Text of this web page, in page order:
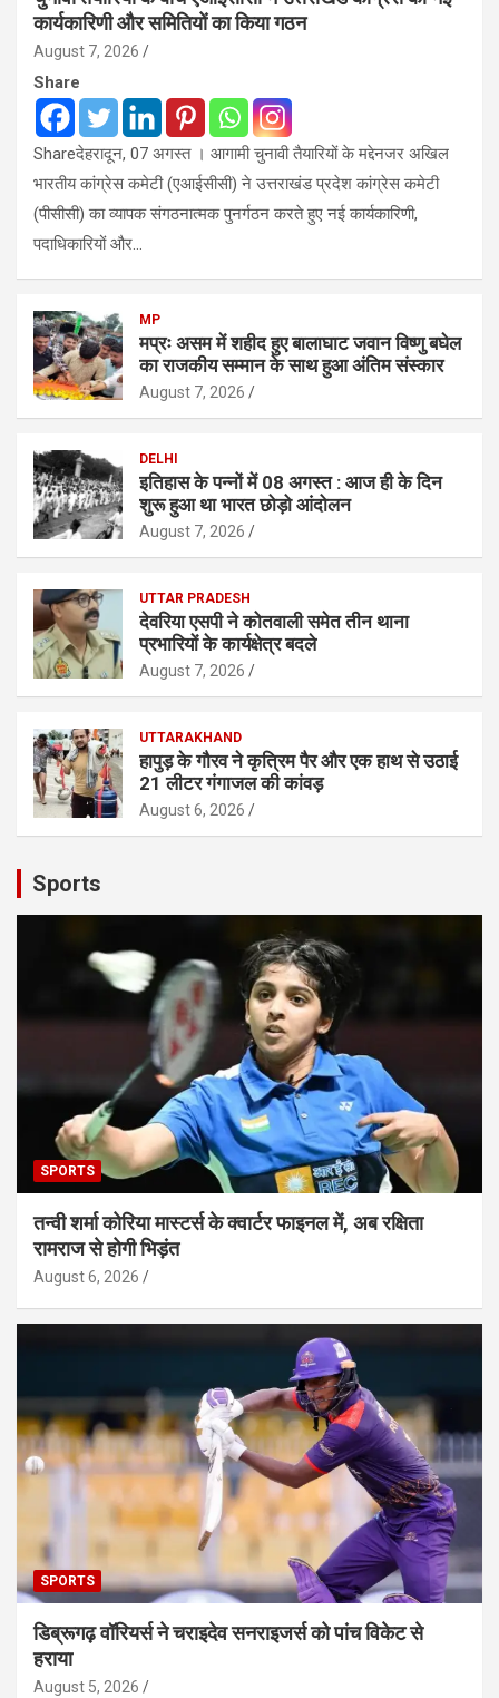
कार्यकारिणी और समितियों का किया गठन
August 7, 2026
Share
Shareदेहरादून, 07 अगस्त । आगामी चुनावी तैयारियों के मद्देनजर अखिल
भारतीय कांग्रेस कमेटी (एआईसीसी) ने उत्तराखंड प्रदेश कांग्रेस कमेटी
(पीसीसी) का व्यापक संगठनात्मक पुनर्गठन करते हुए नई कार्यकारिणी,
पदाधिकारियों और…
MP
मप्रः असम में शहीद हुए बालाघाट जवान विष्णु बघेल
का राजकीय सम्मान के साथ हुआ अंतिम संस्कार
August 7, 2026
DELHI
इतिहास के पन्नों में 08 अगस्त : आज ही के दिन
शुरू हुआ था भारत छोड़ो आंदोलन
August 7, 2026
UTTAR PRADESH
देवरिया एसपी ने कोतवाली समेत तीन थाना
प्रभारियाें के कार्यक्षेत्र बदले
August 7, 2026
UTTARAKHAND
हापुड़ के गौरव ने कृत्रिम पैर और एक हाथ से उठाई
21 लीटर गंगाजल की कांवड़
August 6, 2026
Sports
SPORTS
तन्वी शर्मा कोरिया मास्टर्स के क्वार्टर फाइनल में, अब रक्षिता
रामराज से होगी भिड़ंत
August 6, 2026
SPORTS
डिब्रूगढ़ वॉरियर्स ने चराइदेव सनराइजर्स को पांच विकेट से
हराया
August 5, 2026